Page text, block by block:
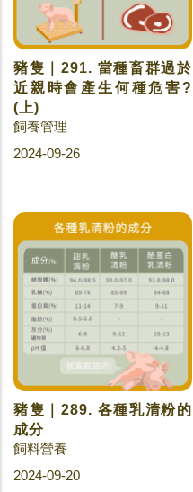
豬隻｜291. 當種畜群過於
近親時會產生何種危害?
(上)
飼養管理
2024-09-26
豬隻｜289. 各種乳清粉的
成分
飼料營養
2024-09-20